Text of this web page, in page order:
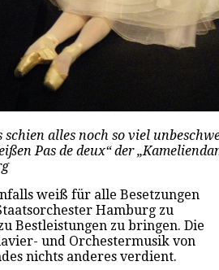
schien alles noch so viel
Pas de deux“ der
weiß für alle Besetzungen
Hamburg zu
Bestleistungen zu bringen. Die
und Orchestermusik von
nichts anderes verdient.